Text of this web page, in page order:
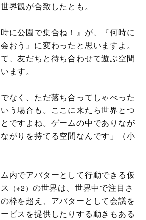
界観が合致したとも。
時に公園で集合ね！』が、『何時に
おう』に変わったと思いますよ。
、友だちと待ち合わせて遊ぶ空間
ます。
なく、ただ落ち合ってしゃべった
う場合も。ここに来たら世界とつ
ですよね。ゲームの中でありなが
がりを持てる空間なんです」（小
内でアバターとして行動できる仮
（※2） の世界は、世界中で注目さ
枠を超え、アバターとして会議を
ビスを提供したりする動きもある